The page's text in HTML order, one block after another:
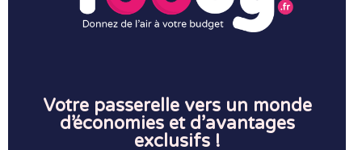
Votre passerelle vers un monde
d’économies et d’avantages
exclusifs !